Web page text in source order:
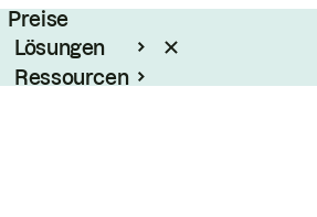
Preise
Lösungen
Ressourcen